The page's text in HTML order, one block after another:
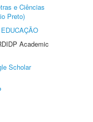
e Ciências
Preto)
Academic
Scholar